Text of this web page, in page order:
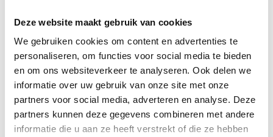
Deze website maakt gebruik van cookies
We gebruiken cookies om content en advertenties te
personaliseren, om functies voor social media te bieden
en om ons websiteverkeer te analyseren. Ook delen we
informatie over uw gebruik van onze site met onze
partners voor social media, adverteren en analyse. Deze
partners kunnen deze gegevens combineren met andere
informatie die u aan ze heeft verstrekt of die ze hebben